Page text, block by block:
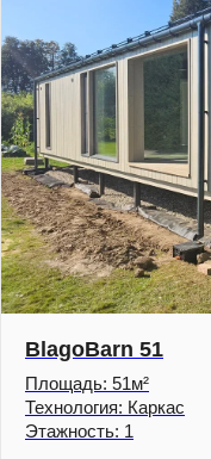
BlagoBarn 51
Площадь: 51м²
Технология: Каркас
Этажность: 1